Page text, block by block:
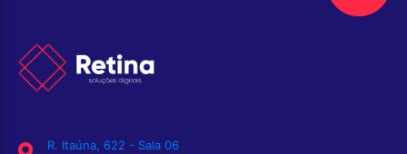
R. Itaúna, 622 - Sala 06